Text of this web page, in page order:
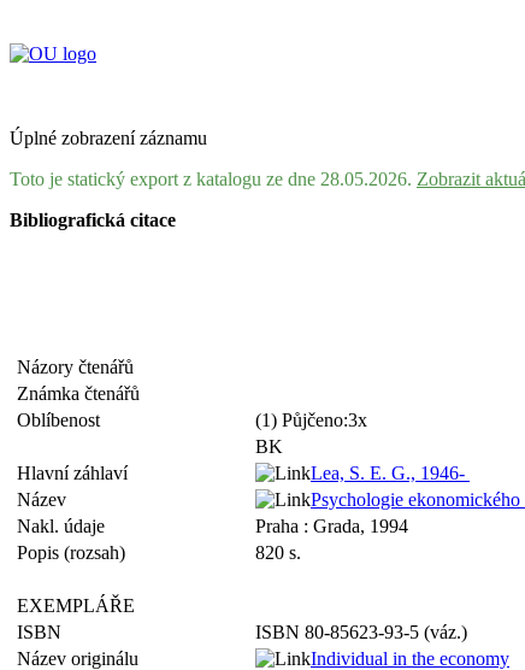
Úplné zobrazení záznamu
Toto je statický export z katalogu ze dne 28.05.2026. Zobrazit
Bibliografická citace
Názory čtenářů
Známka čtenářů
Oblíbenost
(1) Půjčeno:3x
BK
Hlavní záhlaví
Lea, S. E. G., 1946-
Název
Psychologie
Nakl. údaje
Praha : Grada, 1994
Popis (rozsah)
820 s.
EXEMPLÁŘE
ISBN
ISBN 80-85623-93-5 (váz.)
Název originálu
Individual in the economy